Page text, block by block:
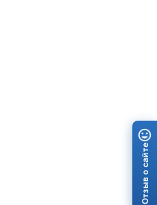
Отзыв о сайте